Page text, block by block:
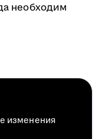
необходим
изменения